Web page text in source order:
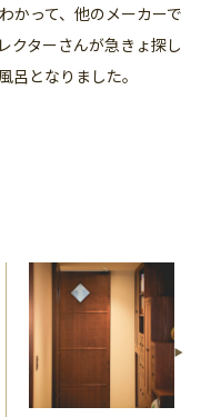
かって、他のメーカーで
クターさんが急きょ探し
呂となりました。